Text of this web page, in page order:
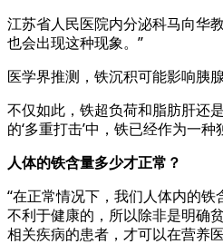
江苏省人民医院内分泌科马向华
也会出现这种现象。”
医学界推测，铁沉积可能影响胰
不仅如此，铁超负荷和脂肪肝还
的‘多重打击’中，铁已经作为一
人体的铁含量多少才正常？
“在正常情况下，我们人体内的
不利于健康的，所以除非是明确
相关疾病的患者，才可以在营养